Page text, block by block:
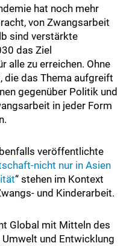
hat noch mehr
von Zwangsarbeit
sind verstärkte
das Ziel
alle zu erreichen. Ohne
die das Thema aufgreift
gegenüber Politik und
in jeder Form
veröffentlichte
nicht nur in Asien
“ stehen im Kontext
und Kinderarbeit.
Global mit Mitteln des
und Entwicklung